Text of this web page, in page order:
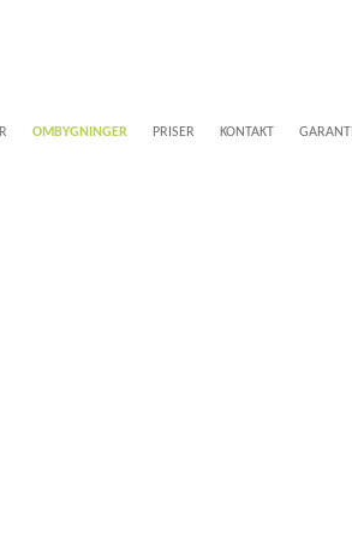
til
OMBYGNINGER PRISER KONTAKT GARANTI